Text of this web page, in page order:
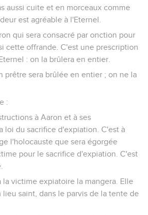
aussi cuite et en morceaux comme
est agréable à l'Eternel.
qui sera consacré par onction pour
cette offrande. C'est une prescription
: on la brûlera en entier.
prêtre sera brûlée en entier ; on ne la
:
à Aaron et à ses
loi du sacrifice d'expiation. C'est à
l'holocauste que sera égorgée
pour le sacrifice d'expiation. C'est
la victime expiatoire la mangera. Elle
lieu saint, dans le parvis de la tente de